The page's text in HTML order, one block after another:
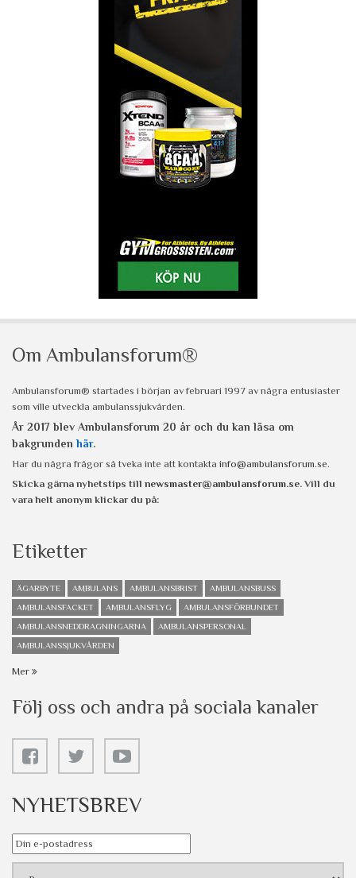
Om Ambulansforum®
Ambulansforum® startades i början av februari 1997 av några entusiaster
som ville utveckla ambulanssjukvården.
År 2017 blev Ambulansforum 20 år och du kan läsa om
bakgrunden här.
Har du några frågor så tveka inte att kontakta info@ambulansforum.se.
Skicka gärna nyhetstips till newsmaster@ambulansforum.se. Vill du
vara helt anonym klickar du på:
Etiketter
ÄGARBYTE AMBULANS AMBULANSBRIST
AMBULANSBUSS
AMBULANSFACKET
AMBULANSFLYG
AMBULANSFÖRBUNDET
AMBULANSNEDDRAGNINGARNA
AMBULANSPERSONAL
AMBULANSSJUKVÅRDEN
Mer
Följ oss och andra på sociala kanaler
NYHETSBREV